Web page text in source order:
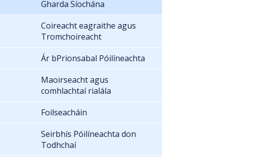
Gharda Síochána
Coireacht eagraithe agus
Tromchoireacht
Ár bPrionsabal Póilíneachta
Maoirseacht agus
comhlachtaí rialála
Foilseacháin
Seirbhís Póilíneachta don
Todhchaí